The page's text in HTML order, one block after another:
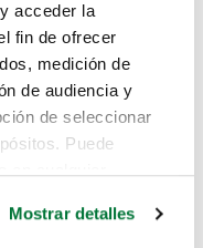
acceder la
fin de ofrecer
medición de
de audiencia y
de seleccionar
Puede
Mostrar detalles
como
aquí.
que estás